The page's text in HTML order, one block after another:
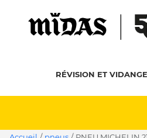
RÉVISION ET VIDANGE